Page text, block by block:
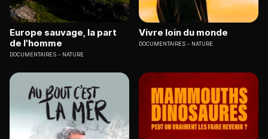
Europe sauvage, la part
de l'homme
DOCUMENTAIRES NATURE
Vivre loin du monde
DOCUMENTAIRES NATURE